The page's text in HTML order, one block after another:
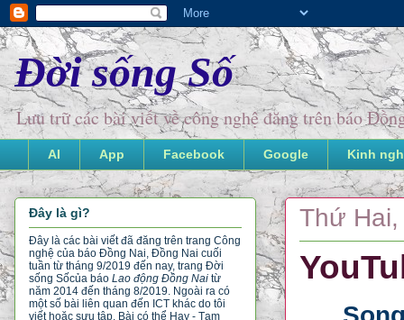
Đời sống Số
Lưu trữ các bài viết về công nghệ đăng trên báo
AI App Facebook Google Kinh
Thứ
Đây là gì?
Đây là các bài viết đã đăng trên trang Công
nghệ của báo Đồng Nai, Đồng Nai cuối
tuần từ tháng 9/2019 đến nay, trang Đời
sống Sốcủa báo Lao động Đồng Nai từ
năm 2014 đến tháng 8/2019. Ngoài ra có
một số bài liên quan đến ICT khác do tôi
viết hoặc sưu tập. Bài có thể Hay - Tạm